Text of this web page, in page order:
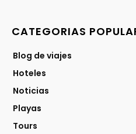
CATEGORIAS
Blog de viajes
Hoteles
Noticias
Playas
Tours